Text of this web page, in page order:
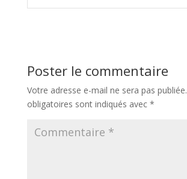
Poster le commentaire
Votre adresse e-mail ne sera pas publiée.
obligatoires sont indiqués avec *